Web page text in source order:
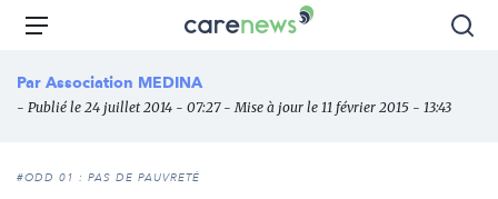
Aller
principal
Carenews,
média
des
l'engagement
Menu
Par Association MEDINA
- Publié le 24 juillet 2014 - 07:27 - Mise à jour le 11 février 2015 - 13:43
#ODD 01 : PAS DE PAUVRETÉ